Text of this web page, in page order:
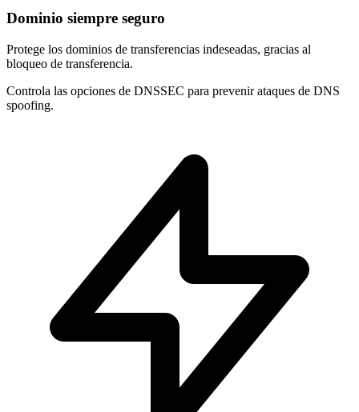
Dominio siempre seguro
Protege los dominios de transferencias indeseadas, gracias al
bloqueo de transferencia.
Controla las opciones de DNSSEC para prevenir ataques de DNS
spoofing.